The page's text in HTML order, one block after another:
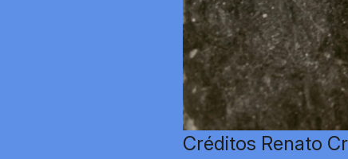
Créditos Renato